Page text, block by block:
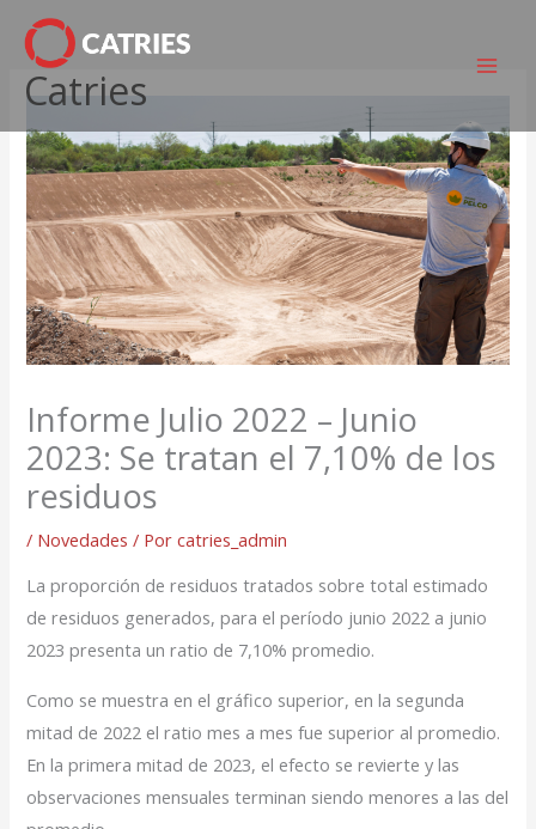
contenido
Catries
Informe Julio 2022 – Junio
2023: Se tratan el 7,10% de los
residuos
/ Novedades / Porcatries_admin
La proporción de residuos tratados sobre total estimado
de residuos generados, para el período junio 2022 a junio
2023 presenta un ratio de 7,10% promedio.
Como se muestra en el gráfico superior, en la segunda
mitad de 2022 el ratio mes a mes fue superior al promedio.
En la primera mitad de 2023, el efecto se revierte y las
observaciones mensuales terminan siendo menores a las del